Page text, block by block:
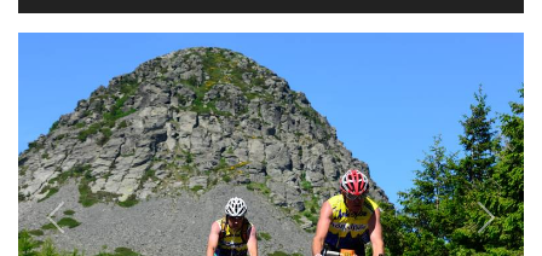
Vorherige Weiter